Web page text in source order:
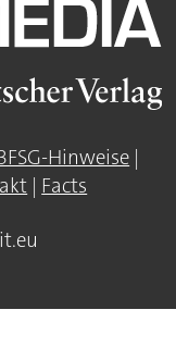
Hinweise |
| Facts